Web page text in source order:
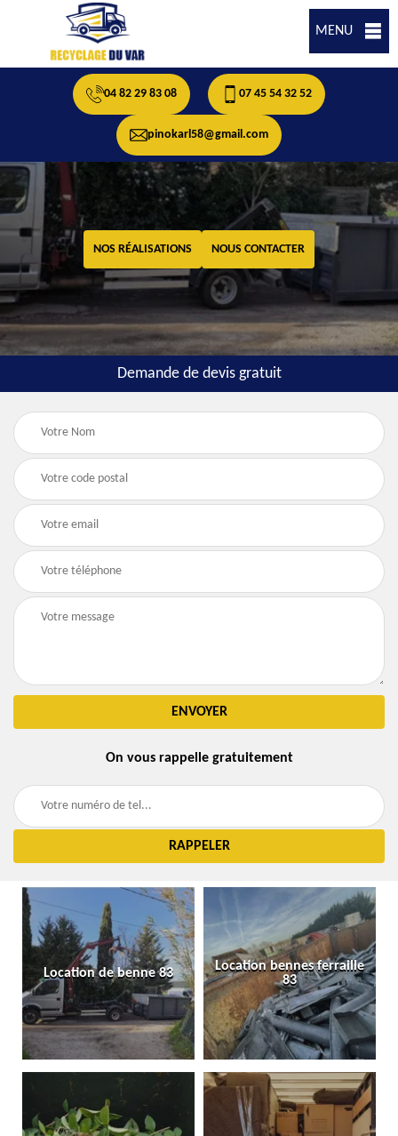
MENU
04 82 29 83 08 07 45 54 32 52
pinokarl58@gmail.com
NOS RÉALISATIONS NOUS CONTACTER
Demande de devis gratuit
On vous rappelle gratuitement
Location de benne 83
Location bennes ferraille
83